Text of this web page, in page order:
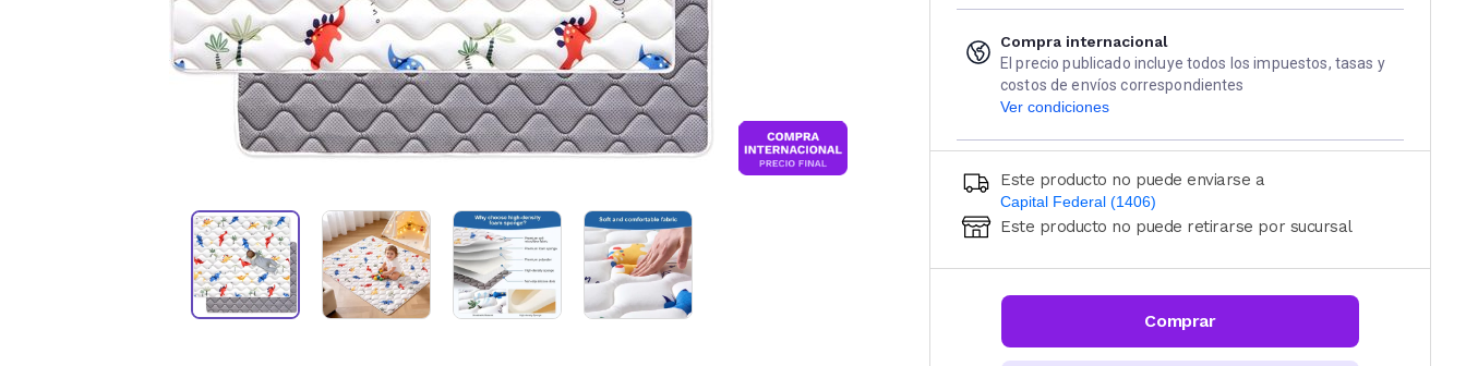
Compra internacional
El precio publicado incluye todos los impuestos, tasas y
costos de envíos correspondientes
Ver condiciones
Este producto no puede enviarse a
Capital Federal (1406)
Ingresá código postal (sólo números)
CALCULAR
Este producto no puede retirarse por sucursal
Comprar